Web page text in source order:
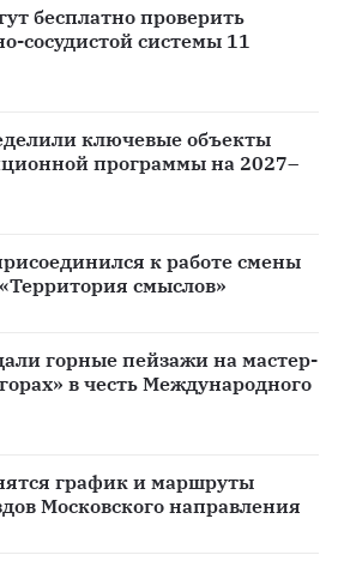
бесплатно проверить
сосудистой системы 11
ключевые объекты
программы на 2027–
к работе смены
смыслов»
горные пейзажи на мастер-
в честь Международного
график и маршруты
Московского направления